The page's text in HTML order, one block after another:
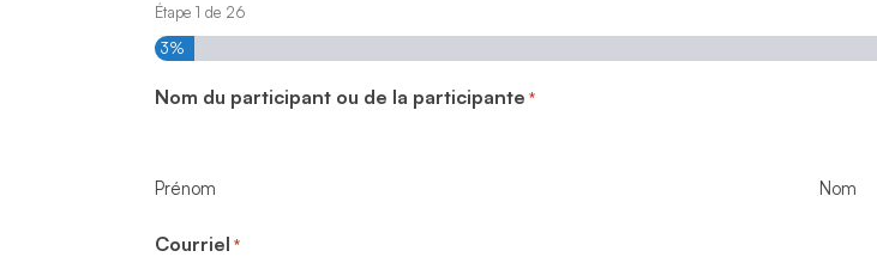
Étape1 de 26
3%
Nom du participant ou de la participante *
Prénom Nom
Courriel *